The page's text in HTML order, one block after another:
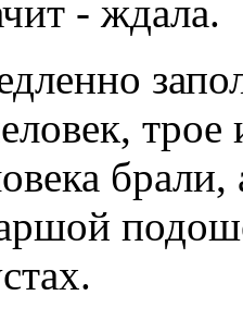
- ждала.
трое